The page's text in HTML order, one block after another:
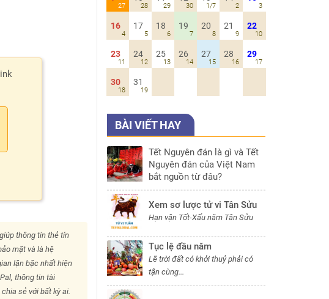
thông tin thẻ tín
mật và là hệ
lận bậc nhất hiện
thông tin tài
sẻ với bất kỳ ai.
27 28 29 30 1/7 2 3
16
4
17
5
18
6
19
7
20
8
21
9
22
10
23
11
24
12
25
13
26
14
27
15
28
16
29
17
30
18
31
19
BÀI VIẾT HAY
Tết Nguyên đán là gì và Tết
Nguyên đán của Việt Nam
bắt nguồn từ đâu?
Xem sơ lược tử vi Tân Sửu
Hạn vận Tốt-Xấu năm Tân Sửu
Tục lệ đầu năm
Lẽ trời đất có khởi thuỷ phải có
tận cùng...